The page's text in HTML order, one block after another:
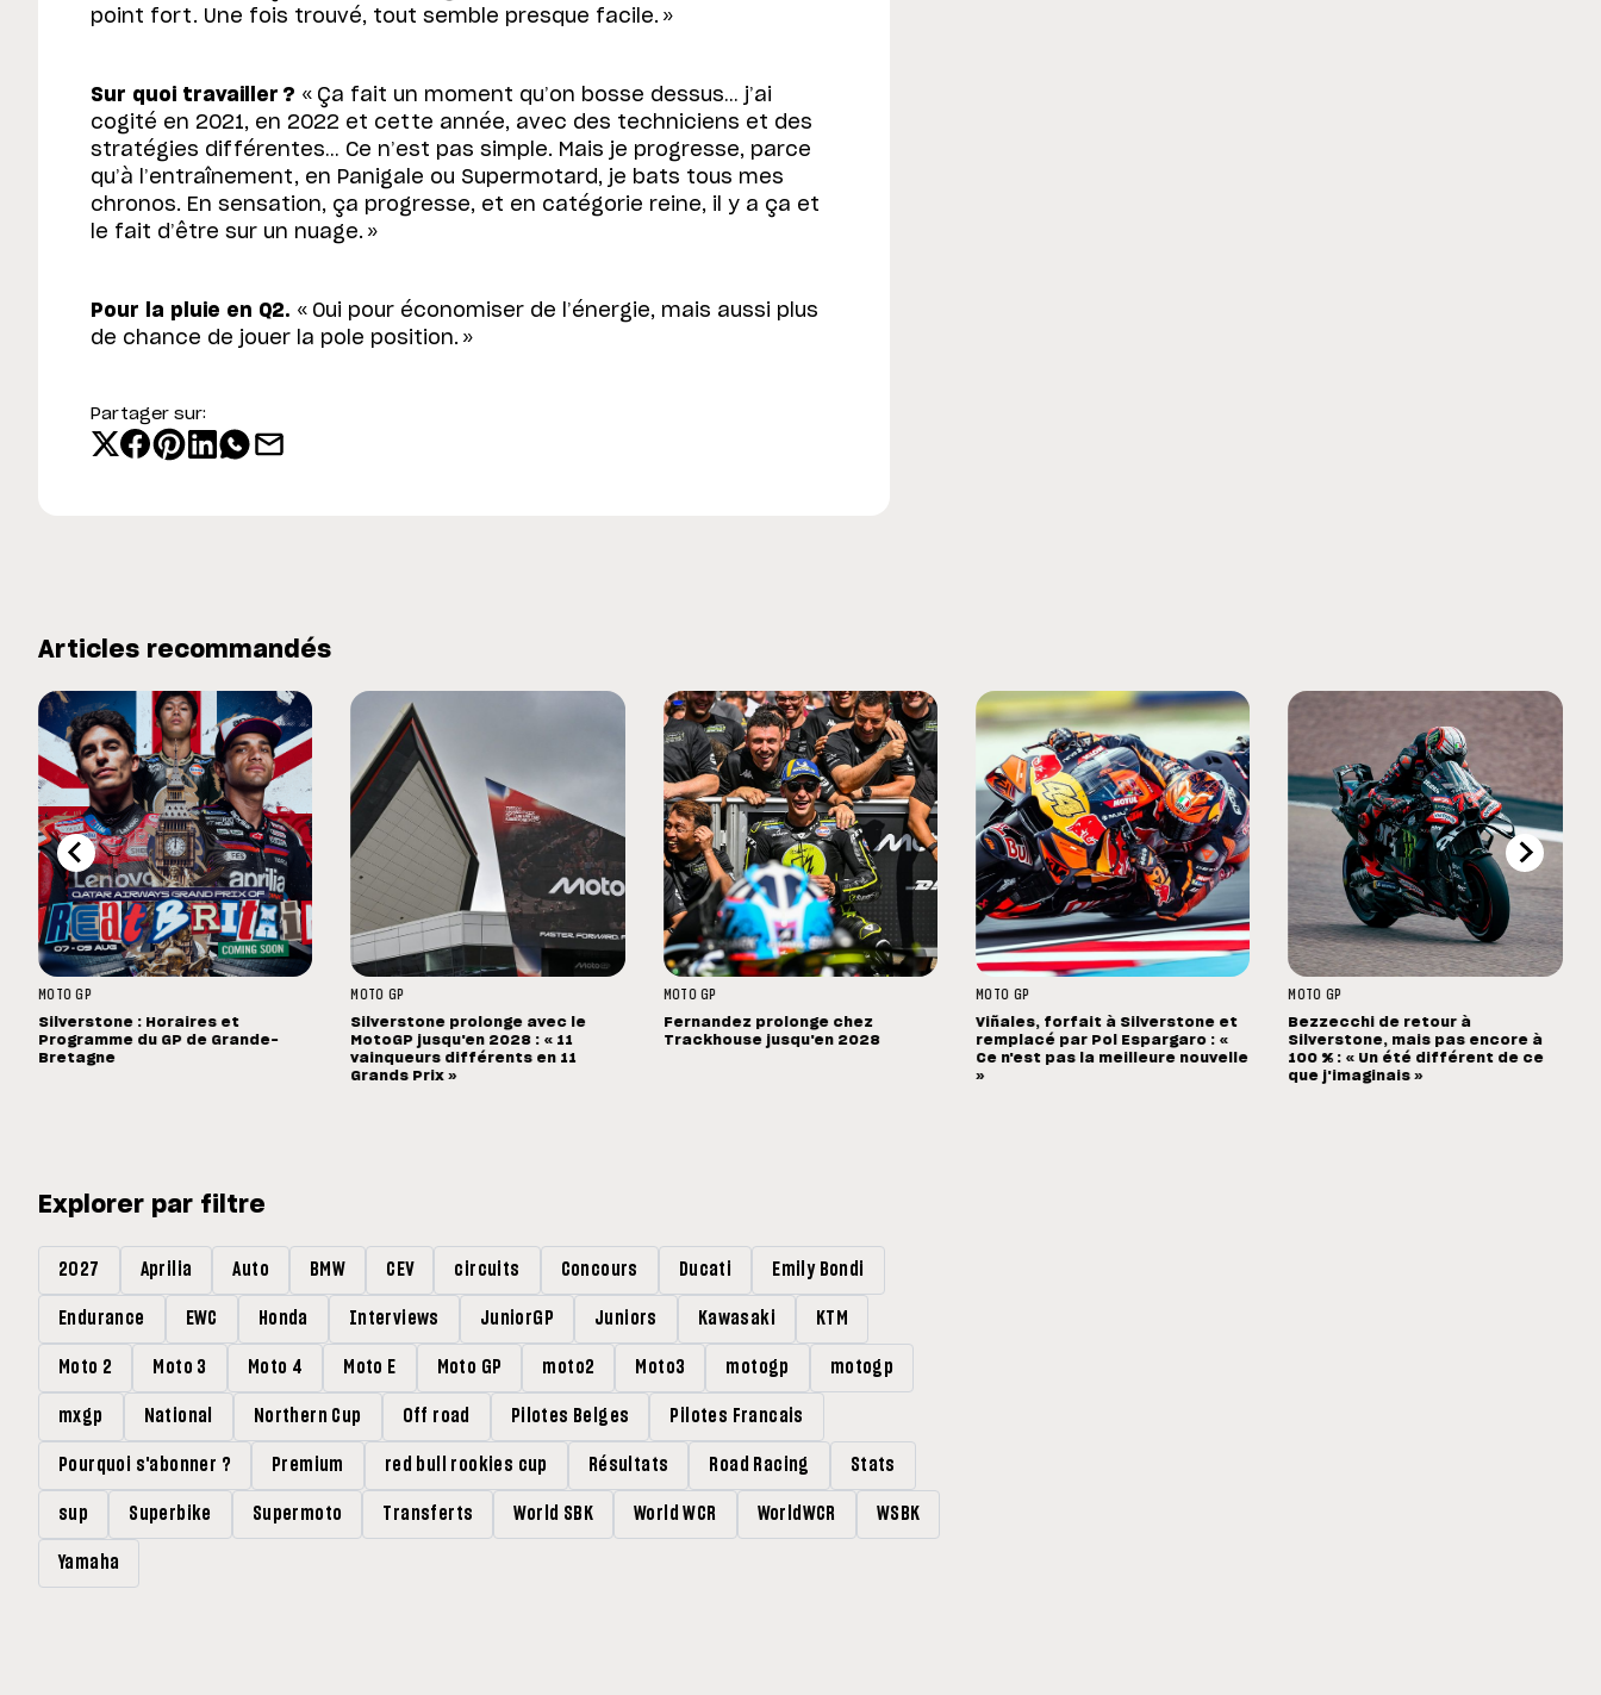
point fort. Une fois trouvé, tout semble presque facile. »
Sur quoi travailler ? « Ça fait un moment qu’on bosse dessus… j’ai
cogité en 2021, en 2022 et cette année, avec des techniciens et des
stratégies différentes… Ce n’est pas simple. Mais je progresse, parce
qu’à l’entraînement, en Panigale ou Supermotard, je bats tous mes
chronos. En sensation, ça progresse, et en catégorie reine, il y a ça et
le fait d’être sur un nuage. »
Pour la pluie en Q2. « Oui pour économiser de l’énergie, mais aussi plus
de chance de jouer la pole position. »
Partager sur:
Articles recommandés
MOTO GP
Silverstone : Horaires et
Programme du GP de Grande-
Bretagne
MOTO GP
Silverstone prolonge avec le
MotoGP jusqu'en 2028 : « 11
vainqueurs différents en 11
Grands Prix »
MOTO GP
Fernandez prolonge chez
Trackhouse jusqu'en 2028
MOTO GP
Viñales, forfait à Silverstone et
remplacé par Pol Espargaro : «
Ce n'est pas la meilleure nouvelle
»
MOTO GP
Bezzecchi de retour à
Silverstone, mais pas encore à
100 % : « Un été différent de ce
que j'imaginais »
Explorer par filtre
2027 Aprilia Auto BMW CEV circuits Concours Ducati Emily Bondi
Endurance EWC Honda Interviews JuniorGP Juniors Kawasaki KTM
Moto 2 Moto 3 Moto 4 Moto E Moto GP moto2 Moto3 motogp motogp
mxgp National Northern Cup Off road Pilotes Belges Pilotes Francais
Pourquoi s'abonner ? Premium red bull rookies cup Résultats Road Racing Stats
sup Superbike Supermoto Transferts World SBK World WCR WorldWCR WSBK
Yamaha